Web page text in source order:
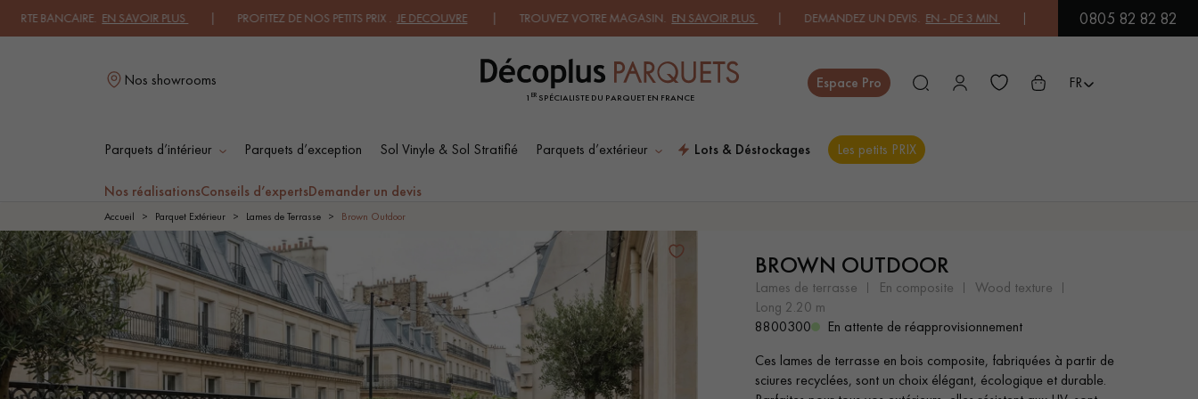
EN SAVOIR PLUS| PROFITEZ DE NOS PETITS PRIX .JE DECOUVRE| TROUVEZ VOTRE MAGASIN.EN SAVOIR PLUS| DEMANDEZ UN DEVIS.EN - DE 3 MIN| PAYEZ EN 3X OU 4X SANS FRAIS PAR
0805 82 82 82
Nos showrooms
1 ERSPÉCIALISTE DU PARQUET EN FRANCE
Espace Pro FR
Parquets d’intérieur Parquets d’exception Sol Vinyle & Sol Stratifié Parquets d’extérieur Lots & Déstockages Les petits PRIX
Nos réalisationsConseils d’expertsDemander un devisLES RECHERCHES LES PLUS COURANTES
PARQUET MASSIF
CONTRECOLLÉ -
FLOTTANT
SOL PLAQUÉ BOIS
VERITABLES
PARQUETS À MOTIFS
PARQUET EN BOIS
EXOTIQUE
PARQUET HUILÉ
PARQUET EN BOIS
BRUT
PARQUET VIEILLI PARQUET FUMÉ
PARQUET LAMES
LARGES XXL
PARQUET EN CHÊNE
Accueil Parquet Extérieur Lames de Terrasse Brown Outdoor
BROWN OUTDOOR
lames de terrasse en composite
wood texture
long 2.20 m
8800300
En attente de réapprovisionnement
Ces lames de terrasse en bois composite, fabriquées à partir de
sciures recyclées, sont un choix élégant, écologique et durable.